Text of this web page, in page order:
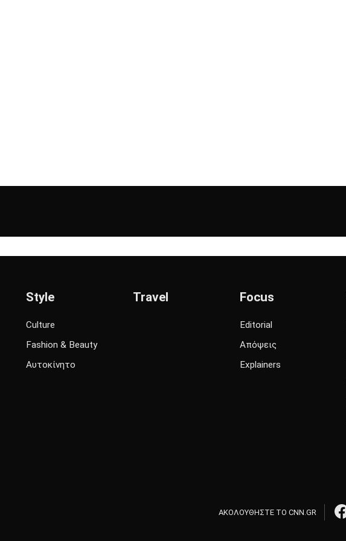
Style
Culture
Fashion & Beauty
Αυτοκίνητο
Travel Focus
Editorial
Απόψεις
Explainers
ΑΚΟΛΟΥΘΗΣΤΕ ΤΟ CNN.GR